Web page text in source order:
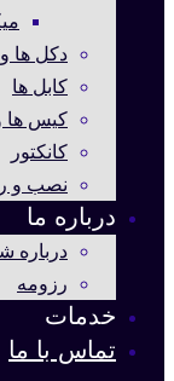
دکل ها
کابل ها
کیس ها و
کانکتور
نصب و
درباره ما
درباره
رزومه
خدمات
تماس با ما